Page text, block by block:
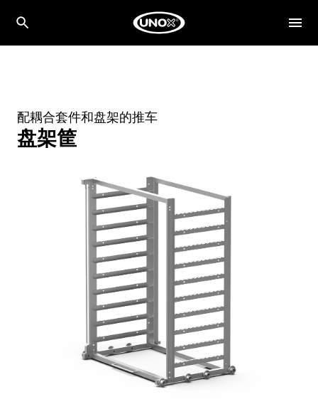
配耦合套件和盘架的推车
盘架筐